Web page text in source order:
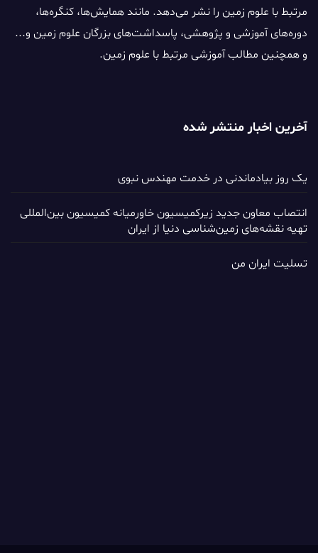
مرتبط با علوم زمین را نشر می‌دهد. مانند همایش‌ها، کنگره‌ها،
دوره‌های آموزشی و پژوهشی، پاسداشت‌های بزرگان علوم زمین و...
و همچنین مطالب آموزشی مرتبط با علوم زمین.
آخرین اخبار منتشر شده
یک روز بیادماندنی در خدمت مهندس نبوی
انتصاب معاون جدید زیرکمیسیون خاورمیانه کمیسیون بین‌المللی
تهیه نقشه‌های زمین‌شناسی دنیا از ایران
تسلیت ایران من